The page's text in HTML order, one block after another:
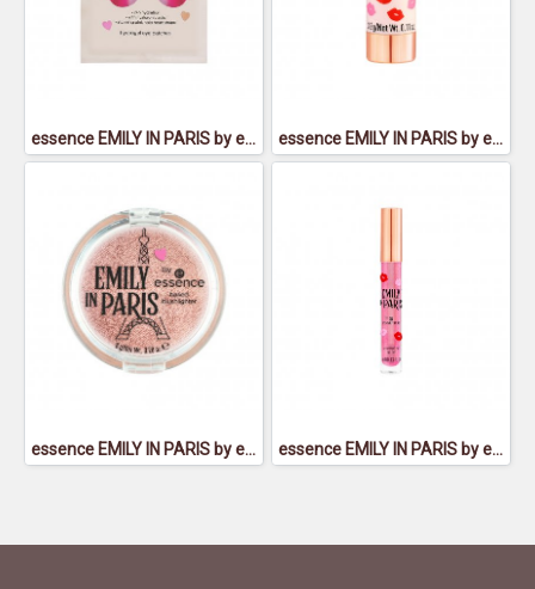
essence EMILY IN PARIS by essence hydrogel eye patches 01 - เอสเซนส์เอมิลี่อินปารีสบายเอสเซนส์ไฮโดรเจลอายแพทเชส01 essence EMILY IN PARIS by essence matte lipstick 01 - เอสเซนส์เอมิลี่อินปารีสบายเอสเซนส์แมตต์ลิปสติก01
essence EMILY IN PARIS by essence baked blushlighter 01 - เอสเซนส์เอมิลี่อินปารีสบายเอสเซนส์เบคบลัชไลท์เตอร์01 essence EMILY IN PARIS by essence plumping lip oil 01 - เอสเซนส์เอมิลี่อินปารีสบายเอสเซนส์พลัมปิ้งลิปออยล์01